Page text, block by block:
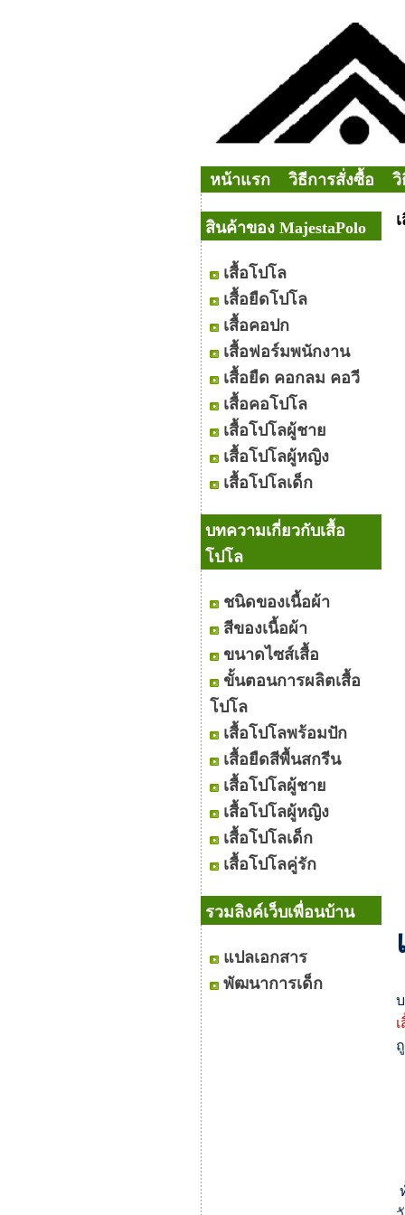
หน้าแรก วิธีการสั่งซื้อ วิ
สินค้าของ MajestaPolo
เสื้อโปโล
เสื้อยืดโปโล
เสื้อคอปก
เสื้อฟอร์มพนักงาน
เสื้อยืด คอกลม คอวี
เสื้อคอโปโล
เสื้อโปโลผู้ชาย
เสื้อโปโลผู้หญิง
เสื้อโปโลเด็ก
บทความเกี่ยวกับเสื้อ
โปโล
ชนิดของเนื้อผ้า
สีของเนื้อผ้า
ขนาดไซส์เสื้อ
ขั้นตอนการผลิตเสื้อ
โปโล
เสื้อโปโลพร้อมปัก
เสื้อยืดสีพื้นสกรีน
เสื้อโปโลผู้ชาย
เสื้อโปโลผู้หญิง
เสื้อโปโลเด็ก
เสื้อโปโลคู่รัก
รวมลิงค์เว็บเพื่อนบ้าน
แปลเอกสาร
พัฒนาการเด็ก